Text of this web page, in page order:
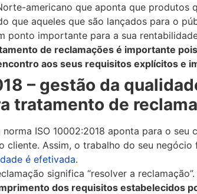
americano que aponta que produtos
que aqueles que são lançados para o
ponto importante para a sua
de reclamações é importante
aos seus requisitos explícitos e
– gestão da
tratamento de
ISO 10002:2018 aponta para o
cliente. Assim, o trabalho do seu
é efetivada.
significa “resolver a reclamação”.
dos requisitos estabelecidos